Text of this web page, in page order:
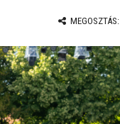
MEGOSZTÁS: